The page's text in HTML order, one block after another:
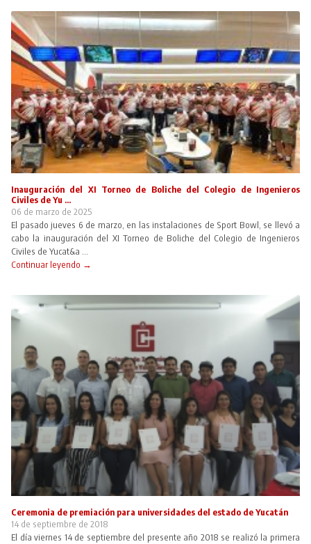
Inauguración del XI Torneo de Boliche del Colegio de Ingenieros
Civiles de Yu ...
06 de marzo de 2025
El pasado jueves 6 de marzo, en las instalaciones de Sport Bowl, se llevó a
cabo la inauguración del XI Torneo de Boliche del Colegio de Ingenieros
Civiles de Yucat&a ...
Continuar leyendo →
Ceremonia de premiación para universidades del estado de Yucatán
14 de septiembre de 2018
El día viernes 14 de septiembre del presente año 2018 se realizó la primera